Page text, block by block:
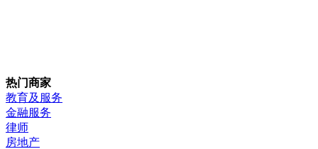
热门商家
教育及服务
金融服务
律师
房地产